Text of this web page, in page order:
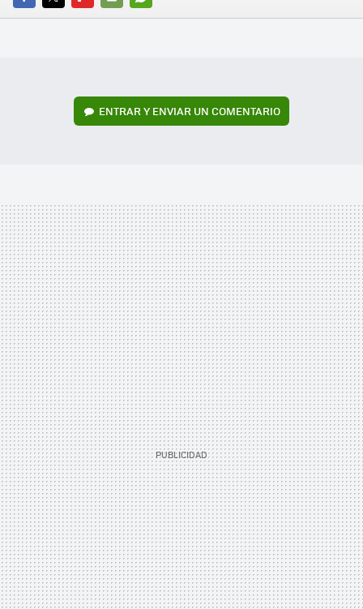
FACEBOOK
TWITTERFLIPBOARD
E-
WHATSAPP
ENTRAR Y ENVIAR UN COMENTARIO